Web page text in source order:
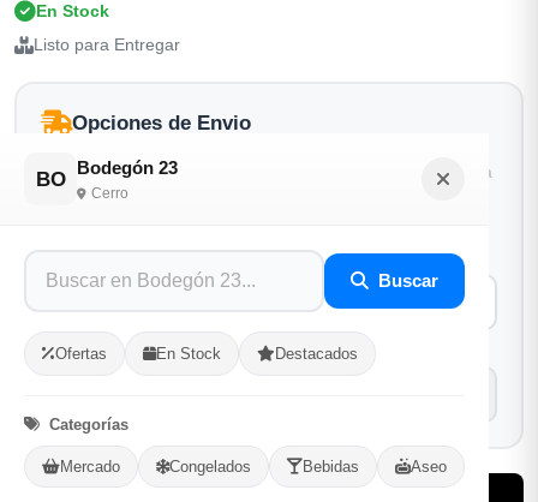
BO
Bodegón 23
Cerro
Buscar
Ofertas En Stock Destacados
Categorías
Mercado Congelados Bebidas Aseo
En Stock
Listo para Entregar
Opciones de Envio
1 Ubicacion Entrega
MUNICIPIO